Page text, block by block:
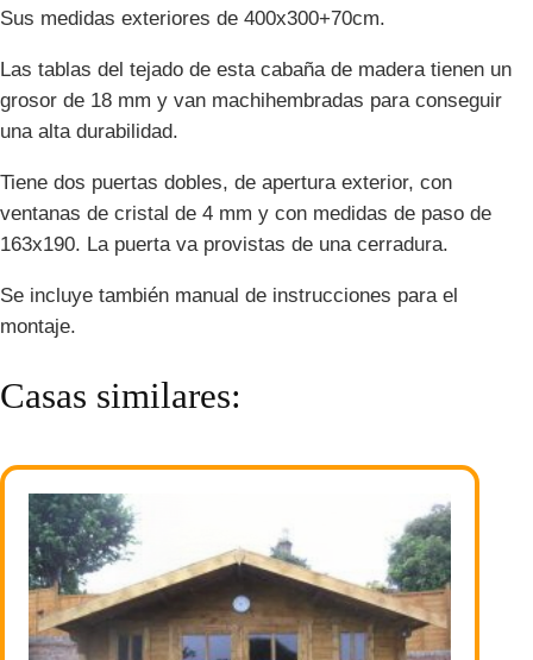
Sus medidas exteriores de 400x300+70cm.
Las tablas del tejado de esta cabaña de madera tienen un
grosor de 18 mm y van machihembradas para conseguir
una alta durabilidad.
Tiene dos puertas dobles, de apertura exterior, con
ventanas de cristal de 4 mm y con medidas de paso de
163x190. La puerta va provistas de una cerradura.
Se incluye también manual de instrucciones para el
montaje.
Casas similares: